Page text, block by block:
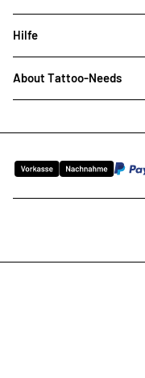
Hilfe
About Tattoo-Needs